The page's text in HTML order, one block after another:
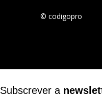
© codigopro
Subscrever a